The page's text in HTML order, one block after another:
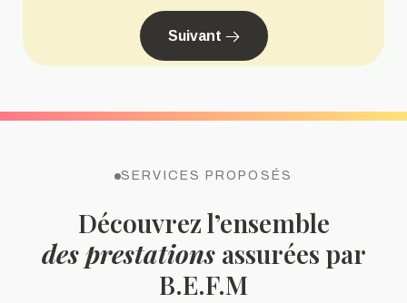
Suivant
SERVICES PROPOSÉS
Découvrez l’ensemble
des prestationsassurées par
B.E.F.M